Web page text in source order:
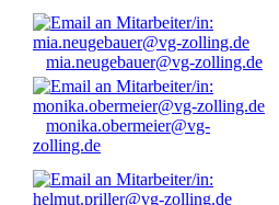
mia.neugebauer@vg-zolling.de
monika.obermeier@vg-
zolling.de